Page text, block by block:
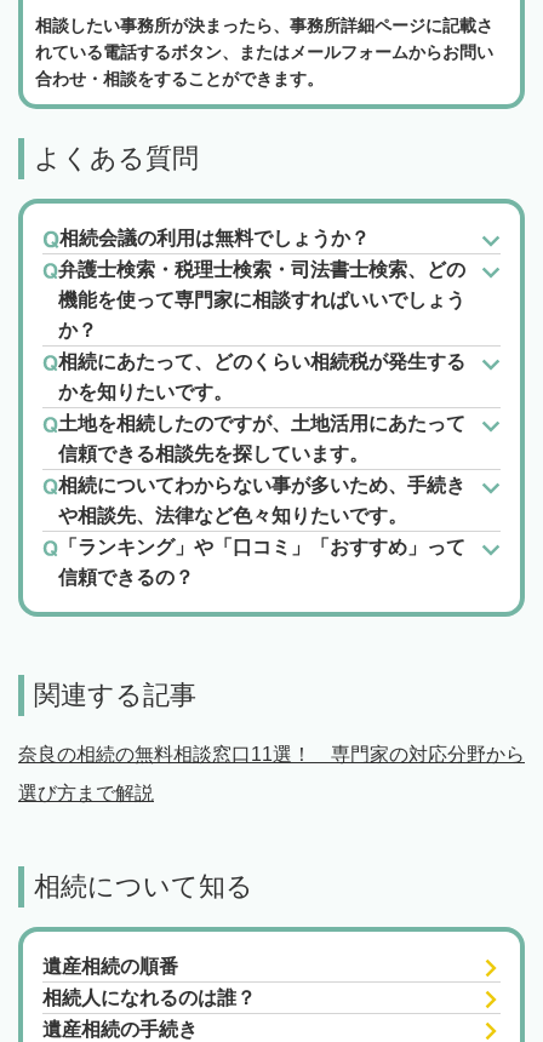
相談したい事務所が決まったら、事務所詳細ページに記載さ
れている電話するボタン、またはメールフォームからお問い
合わせ・相談をすることができます。
よくある質問
相続会議の利用は無料でしょうか？
弁護士検索・税理士検索・司法書士検索、どの
機能を使って専門家に相談すればいいでしょう
か？
相続にあたって、どのくらい相続税が発生する
かを知りたいです。
土地を相続したのですが、土地活用にあたって
信頼できる相談先を探しています。
相続についてわからない事が多いため、手続き
や相談先、法律など色々知りたいです。
「ランキング」や「口コミ」「おすすめ」って
信頼できるの？
関連する記事
奈良の相続の無料相談窓口11選！ 専門家の対応分野から
選び方まで解説
相続について知る
遺産相続の順番
相続人になれるのは誰？
遺産相続の手続き